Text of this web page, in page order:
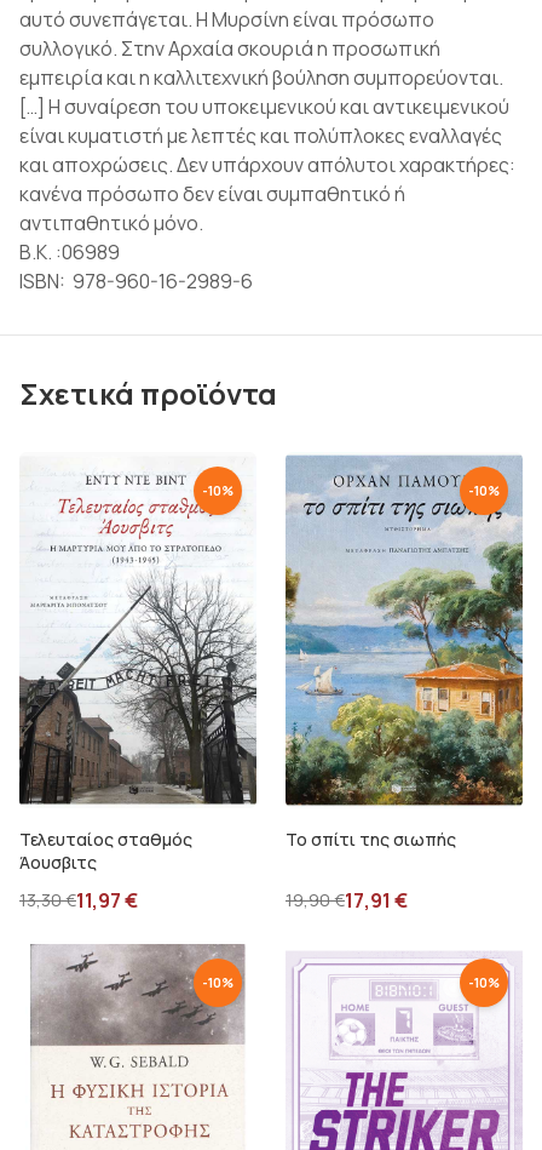
αυτό συνεπάγεται. Η Μυρσίνη είναι πρόσωπο
συλλογικό. Στην Αρχαία σκουριά η προσωπική
εμπειρία και η καλλιτεχνική βούληση συμπορεύονται.
[…] H συναίρεση του υποκειμενικού και αντικειμενικού
είναι κυματιστή με λεπτές και πολύπλοκες εναλλαγές
και αποχρώσεις. Δεν υπάρχουν απόλυτοι χαρακτήρες:
κανένα πρόσωπο δεν είναι συμπαθητικό ή
αντιπαθητικό μόνο.
Β.Κ. :06989
ISBN: 978-960-16-2989-6
Σχετικά προϊόντα
-10%
Τελευταίος σταθμός
Άουσβιτς
13,30€11,97€
-10%
Το σπίτι της σιωπής
19,90€17,91 €
-10% -10%